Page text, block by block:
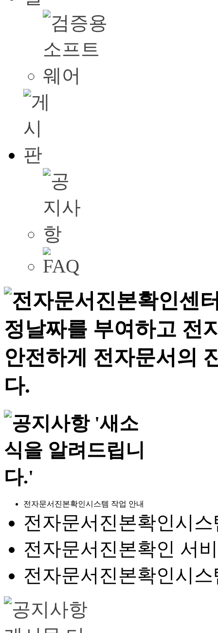
전자문서진본확인시스템 작업 안내
전자문서진본확인시
전자문서진본확인 서
전자문서진본확인시